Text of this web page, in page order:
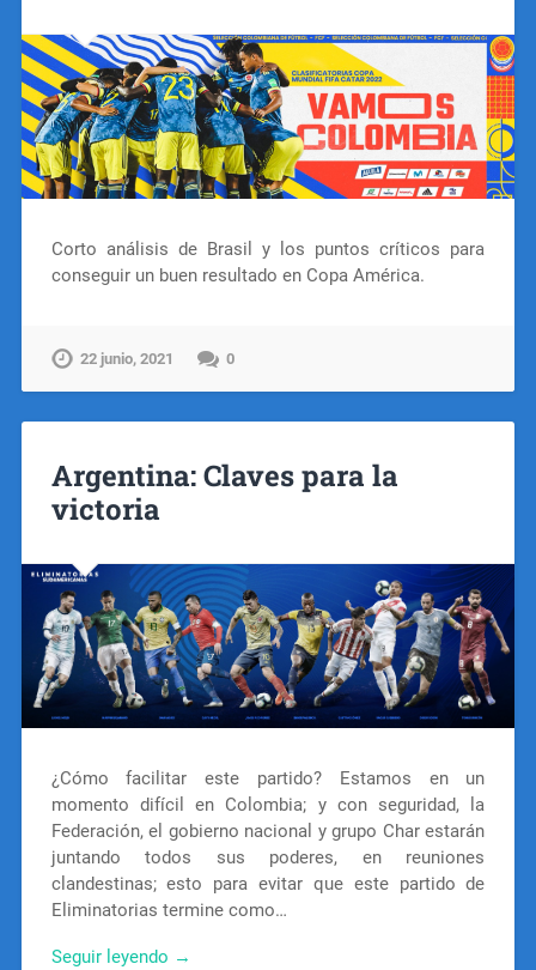
Corto análisis de Brasil y los puntos críticos para
conseguir un buen resultado en Copa América.
22 junio, 2021 0
Argentina: Claves para la
victoria
¿Cómo facilitar este partido? Estamos en un
momento difícil en Colombia; y con seguridad, la
Federación, el gobierno nacional y grupo Char estarán
juntando todos sus poderes, en reuniones
clandestinas; esto para evitar que este partido de
Eliminatorias termine como…
Seguir leyendo →